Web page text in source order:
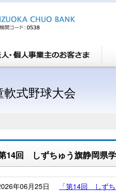
式野球大会
14回 しずちゅう旗静岡県
年06月25日
「第14回 しず